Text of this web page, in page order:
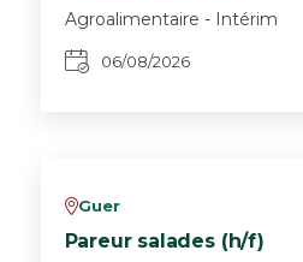
Agroalimentaire - Intérim
06/08/2026
vGuer
Pareur salades (h/f)